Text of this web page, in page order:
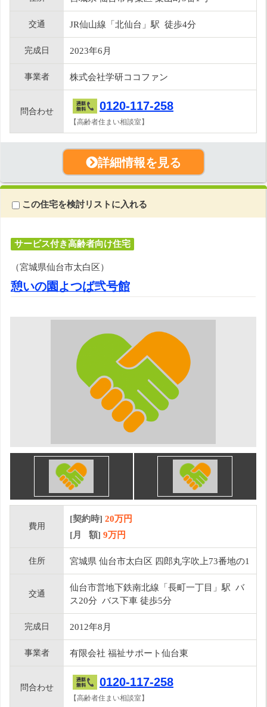
交通 JR仙山線「北仙台」駅 徒歩4分
完成日 2023年6月
事業者 株式会社学研ココファン
問合わせ 0120-117-258
【高齢者住まい相談室】
詳細情報を見る
この住宅を検討リストに入れる
サービス付き高齢者向け住宅
（宮城県仙台市太白区）
憩いの園よつば弐号館
費用
[契約時] 20万円
[月 額] 9万円
住所 宮城県 仙台市太白区 四郎丸字吹上73番地の1
交通
仙台市営地下鉄南北線「長町一丁目」駅 バ
ス20分 バス下車 徒歩5分
完成日 2012年8月
事業者 有限会社 福祉サポート仙台東
問合わせ 0120-117-258
【高齢者住まい相談室】